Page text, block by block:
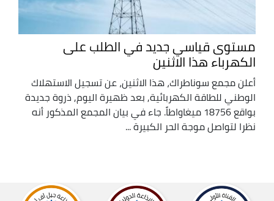
مستوى قياسي جديد في الطلب على
الكهرباء هذا الاثنين
أعلن مجمع سوناطراك، هذا الاثنين، عن تسجيل الاستهلاك
الوطني للطاقة الكهربائية, بعد ظهيرة اليوم, ذروة جديدة
بواقع 18756 ميغاواطاً. جاء في بيان المجمع المذكور أنه
نظرا لتواصل موجة الحر الكبيرة ...